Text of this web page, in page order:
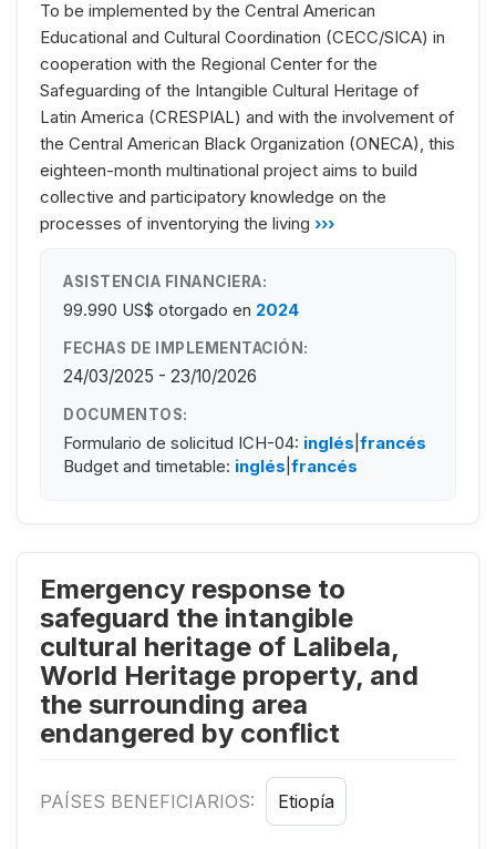
To be implemented by the Central American
Educational and Cultural Coordination (CECC/SICA) in
cooperation with the Regional Center for the
Safeguarding of the Intangible Cultural Heritage of
Latin America (CRESPIAL) and with the involvement of
the Central American Black Organization (ONECA), this
eighteen-month multinational project aims to build
collective and participatory knowledge on the
processes of inventorying the living ›››
ASISTENCIA FINANCIERA:
99.990 US$ otorgado en 2024
FECHAS DE IMPLEMENTACIÓN:
24/03/2025 - 23/10/2026
DOCUMENTOS:
Formulario de solicitud ICH-04: inglés francés
Budget and timetable: inglés francés
Emergency response to
safeguard the intangible
cultural heritage of Lalibela,
World Heritage property, and
the surrounding area
endangered by conflict
PAÍSES BENEFICIARIOS: Etiopía